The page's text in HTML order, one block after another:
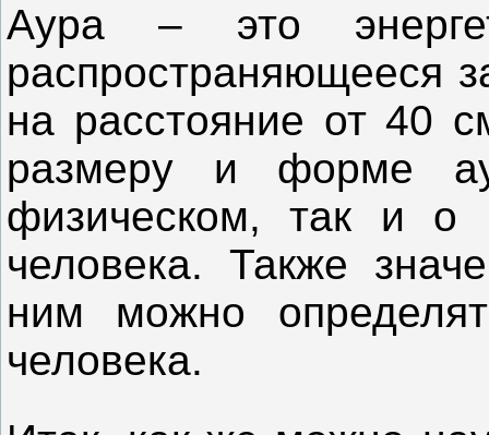
Аура – это
распространяющееся
на расстояние от 40
размеру и форме
физическом, так и о
человека. Также
ним можно
человека.